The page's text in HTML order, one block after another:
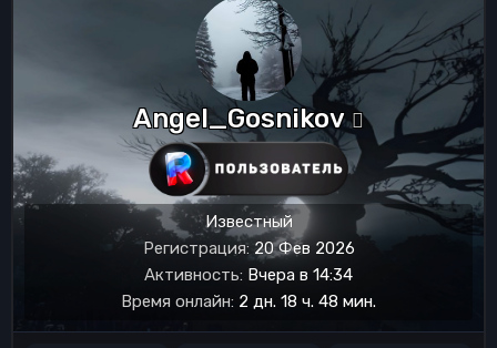
Angel_Gosnikov
Известный
Регистрация 20 Фев 2026
Активность Вчера в 14:34
Время онлайн 2 дн. 18 ч. 48 мин.